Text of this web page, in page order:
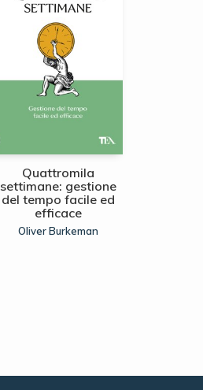
Quattromila
settimane: gestione
del tempo facile ed
efficace
Oliver Burkeman